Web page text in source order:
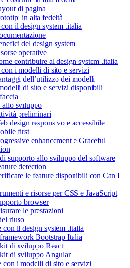
di pagina
in alta fedeltà
il design system .italia
del design system
operative
contribuire al design system .italia
con i modelli di sito e servizi
dell’utilizzo dei modelli
di sito e servizi disponibili
allo sviluppo
preliminari
design responsivo e accessibile
first
enhancement e Graceful
supporto allo sviluppo del software
detection
le feature disponibili con Can I
e risorse per CSS e JavaScript
browser
le prestazioni
riuso
con il design system .italia
Bootstrap Italia
di sviluppo React
di sviluppo Angular
con i modelli di sito e servizi